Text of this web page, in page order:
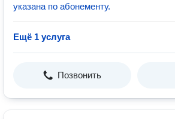
указана по абонементу.
Ещё 1 услуга
Позвонить